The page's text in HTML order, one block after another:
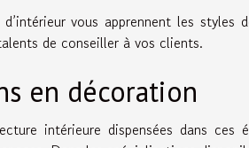
vous apprennent les
de conseiller à vos clients.
en décoration
intérieure dispensées dans ces